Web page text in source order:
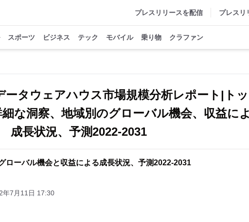
プレスリリースを配信 プレスリ
スポーツ ビジネス テック モバイル 乗り物 クラファン
ータウェアハウス市場規模分析レポート|ト
な洞察、地域別のグローバル機会、収益に
成長状況、予測2022-2031
ローバル機会と収益による成長状況、予測2022-2031
年7月11日 17:30